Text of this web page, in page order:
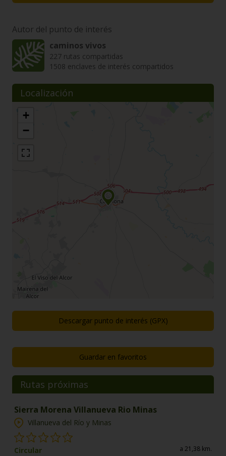
Autor del punto de interés
caminos vivos
227 rutas compartidas
1508 enclaves de interés compartidos
Localización
+
−
Descargar punto de interés (GPX)
Guardar en favoritos
Rutas próximas
Sierra Morena Villanueva Rio Minas
Villanueva del Río y Minas
Circular
a 21,38 km.